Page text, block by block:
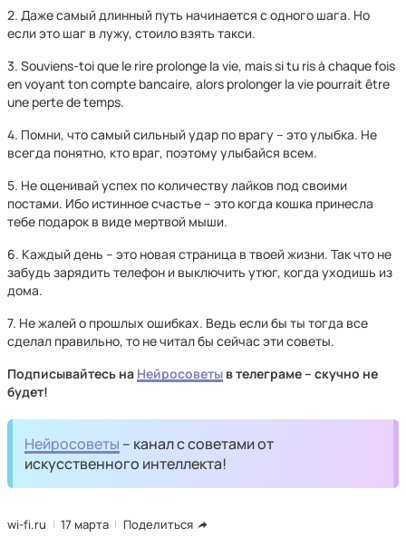
2. Даже самый длинный путь начинается с одного шага. Но
если это шаг в лужу, стоило взять такси.
3. Souviens-toi que le rire prolonge la vie, mais si tu ris à chaque fois
en voyant ton compte bancaire, alors prolonger la vie pourrait être
une perte de temps.
4. Помни, что самый сильный удар по врагу – это улыбка. Не
всегда понятно, кто враг, поэтому улыбайся всем.
5. Не оценивай успех по количеству лайков под своими
постами. Ибо истинное счастье – это когда кошка принесла
тебе подарок в виде мертвой мыши.
6. Каждый день – это новая страница в твоей жизни. Так что не
забудь зарядить телефон и выключить утюг, когда уходишь из
дома.
7. Не жалей о прошлых ошибках. Ведь если бы ты тогда все
сделал правильно, то не читал бы сейчас эти советы.
Подписывайтесь на Нейросоветы в телеграме – скучно не
будет!
Нейросоветы – канал с советами от
искусственного интеллекта!
wi-fi.ru 17 марта Поделиться